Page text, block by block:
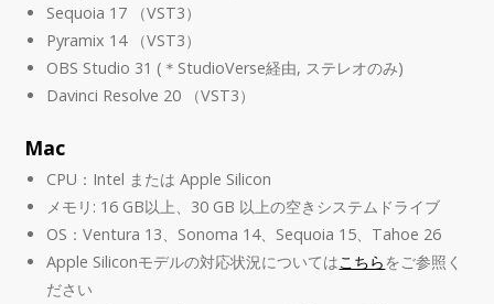
Sequoia 17 （VST3）
Pyramix 14 （VST3）
OBS Studio 31 (＊StudioVerse経由, ステレオのみ)
Davinci Resolve 20 （VST3）
Mac
CPU：Intel または Apple Silicon
メモリ: 16 GB以上、30 GB 以上の空きシステムドライブ
OS：Ventura 13、Sonoma 14、Sequoia 15、Tahoe 26
Apple Siliconモデルの対応状況についてはこちらをご参照く
ださい